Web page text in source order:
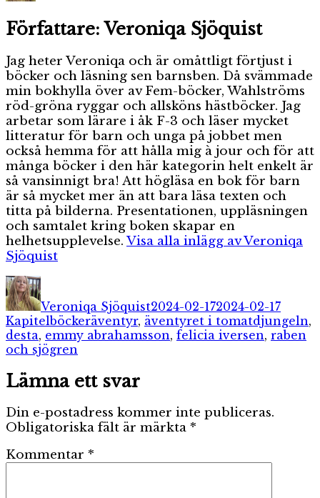
Författare: Veroniqa Sjöquist
Jag heter Veroniqa och är omåttligt förtjust i
böcker och läsning sen barnsben. Då svämmade
min bokhylla över av Fem-böcker, Wahlströms
röd-gröna ryggar och allsköns hästböcker. Jag
arbetar som lärare i åk F-3 och läser mycket
litteratur för barn och unga på jobbet men
också hemma för att hålla mig à jour och för att
många böcker i den här kategorin helt enkelt är
så vansinnigt bra! Att högläsa en bok för barn
är så mycket mer än att bara läsa texten och
titta på bilderna. Presentationen, uppläsningen
och samtalet kring boken skapar en
helhetsupplevelse. Visa alla inlägg av Veroniqa
Sjöquist
Författare
Veroniqa Sjöquist2024-02-172024-02-17
KapitelböckerEtiketter
äventyr, äventyret i tomatdjungeln,
desta, emmy abrahamsson, felicia iversen, raben
och sjögren
Lämna ett svar
Din e-postadress kommer inte publiceras.
Obligatoriska fält är märkta *
Kommentar *